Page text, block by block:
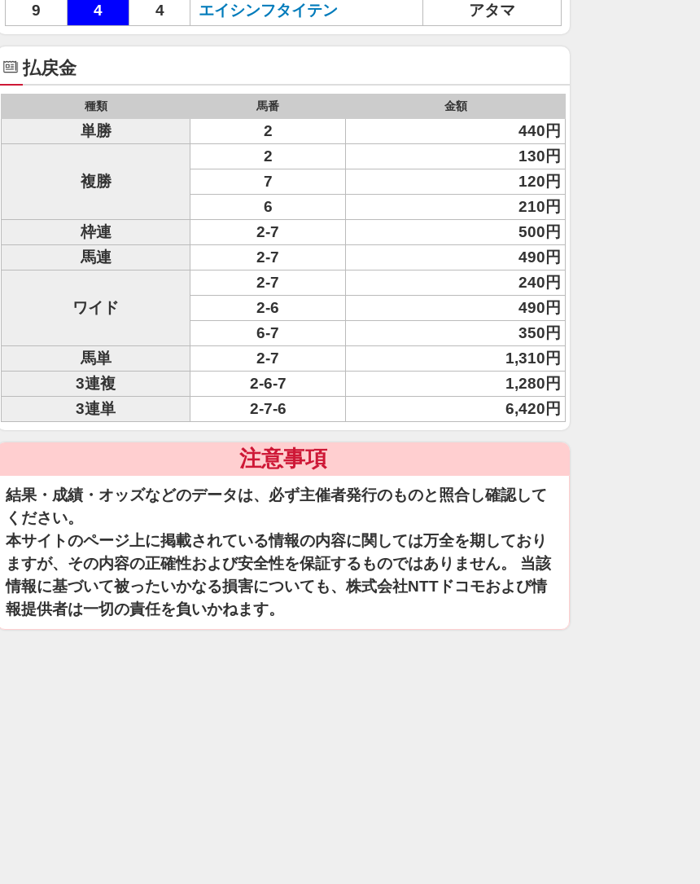
9
4 4 エイシンフタイテン アタマ
払戻金
種類 馬番 金額
単勝 2 440円
複勝
2
130円
7
120円
6
210円
枠連
2-7
500円
馬連
2-7 490円
ワイド
2-7
240円
2-6
490円
6-7
350円
馬単
2-7
1,310円
3連複
2-6-7
1,280円
3連単
2-7-6 6,420円
注意事項
結果・成績・オッズなどのデータは、必ず主催者発行のものと照合し確認して
ください。
本サイトのページ上に掲載されている情報の内容に関しては万全を期しており
ますが、その内容の正確性および安全性を保証するものではありません。 当該
情報に基づいて被ったいかなる損害についても、株式会社NTTドコモおよび情
報提供者は一切の責任を負いかねます。